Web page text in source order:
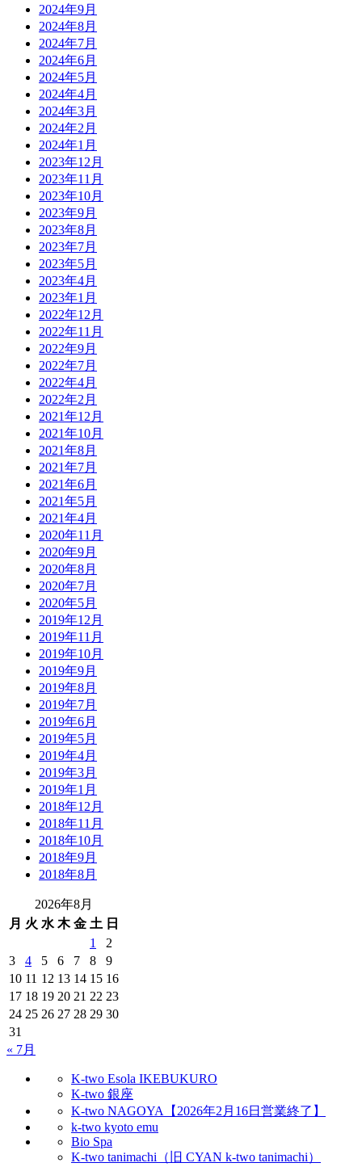
2024年9月
2024年8月
2024年7月
2024年6月
2024年5月
2024年4月
2024年3月
2024年2月
2024年1月
2023年12月
2023年11月
2023年10月
2023年9月
2023年8月
2023年7月
2023年5月
2023年4月
2023年1月
2022年12月
2022年11月
2022年9月
2022年7月
2022年4月
2022年2月
2021年12月
2021年10月
2021年8月
2021年7月
2021年6月
2021年5月
2021年4月
2020年11月
2020年9月
2020年8月
2020年7月
2020年5月
2019年12月
2019年11月
2019年10月
2019年9月
2019年8月
2019年7月
2019年6月
2019年5月
2019年4月
2019年3月
2019年1月
2018年12月
2018年11月
2018年10月
2018年9月
2018年8月
2026年8月
月 火 水 木 金 土 日
1
2
3
4 5 6 7 8
9
10 11 12 13 14 15 16
17 18 19 20 21 22 23
24 25 26 27 28 29 30
31
« 7月
K-two Esola IKEBUKURO
K-two 銀座
K-two NAGOYA【2026年2月16日営業終了】
k-two kyoto emu
Bio Spa
K-two tanimachi（旧 CYAN k-two tanimachi）